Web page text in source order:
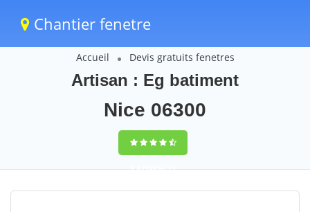
Chantier fenetre
Accueil Devis gratuits fenetres
Artisan : Eg batiment
Nice 06300
9,5(100%)71
votes